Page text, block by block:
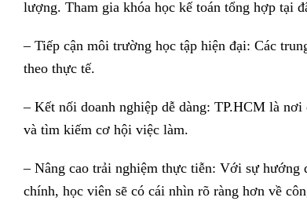
lượng. Tham gia khóa học kế toán tổng hợp tại
– Tiếp cận môi trường học tập hiện đại: Các
theo thực tế.
– Kết nối doanh nghiệp dễ dàng: TP.HCM là
và tìm kiếm cơ hội việc làm.
– Nâng cao trải nghiệm thực tiễn: Với sự hướng
chính, học viên sẽ có cái nhìn rõ ràng hơn về